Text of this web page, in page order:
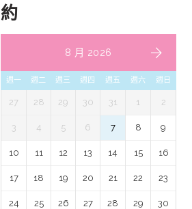
約
8 月 2026
週一 週二 週三 週四 週五 週六 週日
27 28 29 30 31 1 2
3 4 5 6 7 8 9
10 11 12 13 14 15 16
17 18 19 20 21 22 23
24 25 26 27 28 29 30